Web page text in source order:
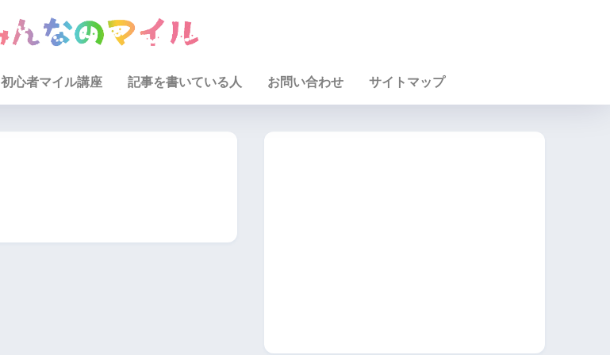
初心者マイル講座 記事を書いている人 お問い合わせ サイトマップ